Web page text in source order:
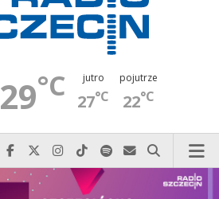
29°C jutro
27°C
pojutrze
22°C
Najlepiej po prostu do nas zadzwoń
Odwiedź nas na Facebook-u
Odwiedź nas na X
Odwiedź nas na Instagram-ie
Odwiedź nas na TikTok-u
Szukaj nas na Spotify
Wyślij do nas
Szukaj